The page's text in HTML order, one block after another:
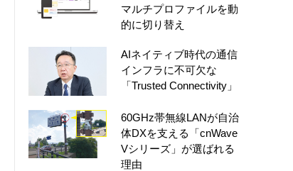
マルチプロファイルを動
的に切り替え
AIネイティブ時代の通信
インフラに不可欠な
「Trusted Connectivity」
60GHz帯無線LANが自治
体DXを支える「cnWave
Vシリーズ」が選ばれる
理由